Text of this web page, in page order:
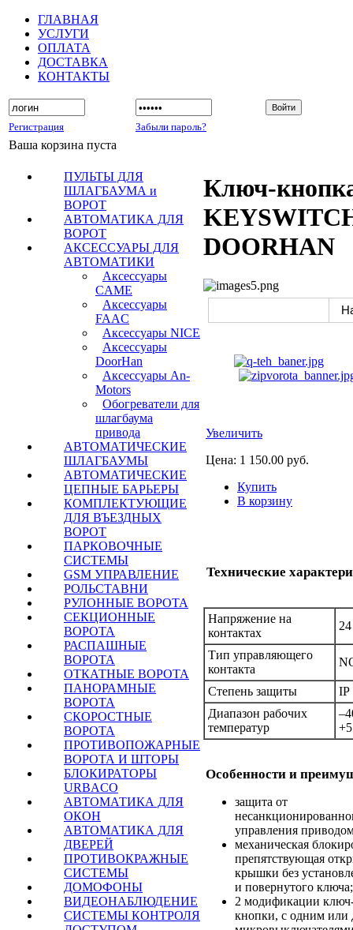
ГЛАВНАЯ
УСЛУГИ
ОПЛАТА
ДОСТАВКА
КОНТАКТЫ
Регистрация Забыли пароль?
Ваша корзина пуста
ПУЛЬТЫ ДЛЯ
ШЛАГБАУМА и
ВОРОТ
АВТОМАТИКА ДЛЯ
ВОРОТ
АКСЕССУАРЫ ДЛЯ
АВТОМАТИКИ
Аксессуары
CAME
Аксессуары
FAAC
Аксессуары NICE
Аксессуары
DoorHan
Аксессуары An-
Motors
Обогреватели для
шлагбаума
привода
АВТОМАТИЧЕСКИЕ
ШЛАГБАУМЫ
АВТОМАТИЧЕСКИЕ
ЦЕПНЫЕ БАРЬЕРЫ
КОМПЛЕКТУЮЩИЕ
ДЛЯ ВЪЕЗДНЫХ
ВОРОТ
ПАРКОВОЧНЫЕ
СИСТЕМЫ
GSM УПРАВЛЕНИЕ
РОЛЬСТАВНИ
РУЛОННЫЕ ВОРОТА
СЕКЦИОННЫЕ
ВОРОТА
РАСПАШНЫЕ
ВОРОТА
ОТКАТНЫЕ ВОРОТА
ПАНОРАМНЫЕ
ВОРОТА
СКОРОСТНЫЕ
ВОРОТА
ПРОТИВОПОЖАРНЫЕ
ВОРОТА И ШТОРЫ
БЛОКИРАТОРЫ
URBACO
АВТОМАТИКА ДЛЯ
ОКОН
АВТОМАТИКА ДЛЯ
ДВЕРЕЙ
ПРОТИВОКРАЖНЫЕ
СИСТЕМЫ
ДОМОФОНЫ
ВИДЕОНАБЛЮДЕНИЕ
СИСТЕМЫ КОНТРОЛЯ
Ключ-
DOORHAN
Увеличить
Цена: 1 150.00 руб.
Купить
В корзину
Технические
Напряжение на
контактах
Тип управляющего
контакта
Степень защиты
IP
Диапазон рабочих
температур
Особенности и
защита от
управления
механическая
препятствующая
крышки без
и повернутого ключа;
2 модификации
кнопки, с одним или